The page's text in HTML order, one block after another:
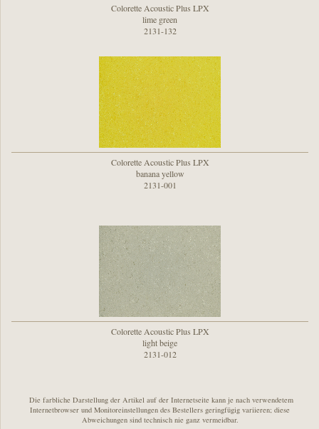
Colorette Acoustic Plus LPX
lime green
2131-132
Colorette Acoustic Plus LPX
banana yellow
2131-001
Colorette Acoustic Plus LPX
light beige
2131-012
Die farbliche Darstellung der Artikel auf der Internetseite kann je nach verwendetem
Internetbrowser und Monitoreinstellungen des Bestellers geringfügig variieren; diese
Abweichungen sind technisch nie ganz vermeidbar.